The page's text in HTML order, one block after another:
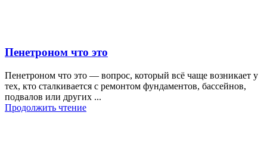
Пенетроном что это
Пенетроном что это — вопрос, который всё чаще возникает у
тех, кто сталкивается с ремонтом фундаментов, бассейнов,
подвалов или других ...
Продолжить чтение